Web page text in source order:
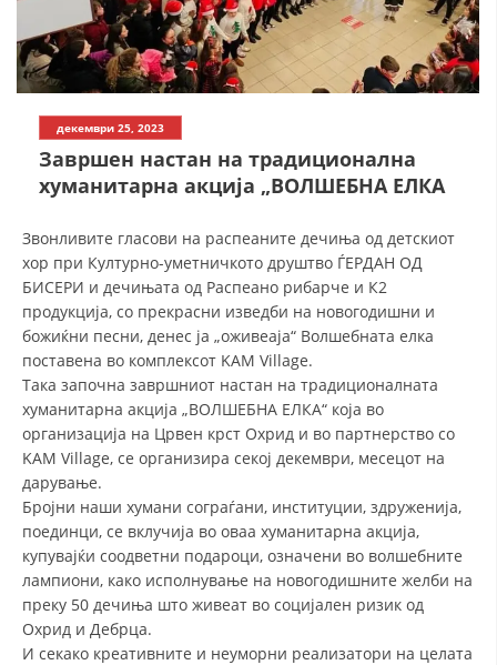
ИСТОРИЈАТ НА ЦКРМ
ИСТОРИЈАТ НА ДВИЖЕЊЕТО
СТРУКТУРА НА ОРГАНИЗАЦИЈАТА
КОНТАКТ ИНФОРМАЦИИ
ЧЛЕНСТВО ВО ПРОФЕСИОНАЛНИ ТЕЛА
ЗАКОН ЗА ЦКРМ
СТАТУТ НА ЦКРМ
ОРГАНИЗАЦИЈА И РАЗВОЈ
РАКОВОДЕН ОДБОР
СОБРАНИЕ
СТРУКТУРА И ОРГАНИЗАЦИОНА ПОСТАВЕНОСТ
декември 25, 2023
Завршен настан на традиционална
хуманитарна акција „ВОЛШЕБНА ЕЛКА
Звонливите гласови на распеаните дечиња од детскиот
хор при Културно-уметничкото друштво ЃЕРДАН ОД
БИСЕРИ и дечињата од Распеано рибарче и К2
продукција, со прекрасни изведби на новогодишни и
божиќни песни, денес ја „оживеаја“ Волшебната елка
поставена во комплексот KAM Village.
Така започна завршниот настан на традиционалната
хуманитарна акција „ВОЛШЕБНА ЕЛКА“ која во
организација на Црвен крст Охрид и во партнерство со
KAM Village, се организира секој декември, месецот на
дарување.
Бројни наши хумани сограѓани, институции, здруженија,
поединци, се вклучија во оваа хуманитарна акција,
купувајќи соодветни подароци, означени во волшебните
лампиони, како исполнување на новогодишните желби на
преку 50 дечиња што живеат во социјален ризик од
Охрид и Дебрца.
И секако креативните и неуморни реализатори на целата